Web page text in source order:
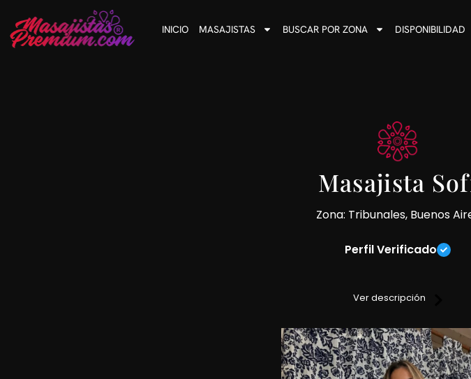
INICIO MASAJISTAS BUSCAR POR ZONA DISPONIBILIDAD
Masajista
Zona: Tribunales, Buenos
Perfil Verificado
necesidades.
Trabajo sola en mi departamento donde te ofrezco servicio de
Ver descripción